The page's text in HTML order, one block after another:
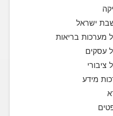
ישראל
מערכות בריאות
עסקים
מידע